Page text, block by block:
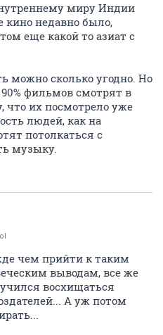
миру Индии
кино недавно было,
еще какой то азиат с
можно сколько угодно. Но
фильмов смотрят в
что их посмотрело уже
людей, как на
потолкаться с
музыку.
чем прийти к таким
выводам, все же
восхищаться
А уж потом